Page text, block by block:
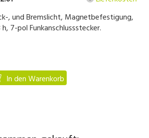
, und Bremslicht, Magnetbefestigung,
7-pol Funkanschlussstecker.
In den Warenkorb